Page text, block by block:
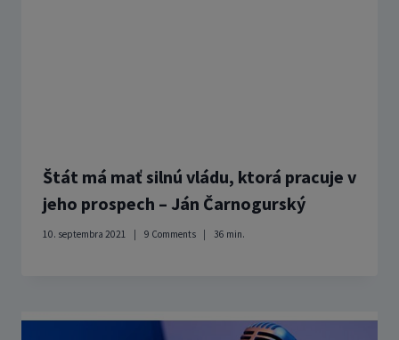
Štát má mať silnú vládu, ktorá pracuje v
jeho prospech – Ján Čarnogurský
10. septembra 2021 9 Comments 36 min.